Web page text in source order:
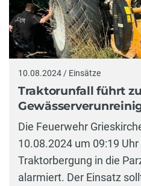
10.08.2024 / Einsätze
Traktorunfall führt zu
Die Feuerwehr
10.08.2024 um 09:19
Traktorbergung in die
alarmiert. Der Einsatz